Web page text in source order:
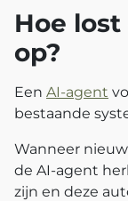
Hoe
op?
Een AI-agent
bestaande
Wanneer
de AI-agent
zijn en deze